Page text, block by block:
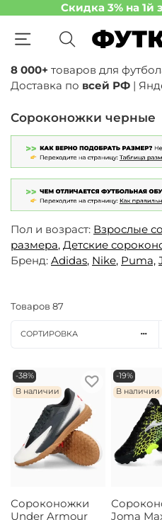
Скидка 3% на 1й
8 000+ товаров для
Доставка по всей РФ |
Сороконожки черные
Пол и возраст: Взрослые
размера, Детские
Бренд: Adidas, Nike, Puma,
Товаров 87
СОРТИРОВКА
-38%
В наличии
Сороконожки
Under Armour
-19%
В наличии
Joma